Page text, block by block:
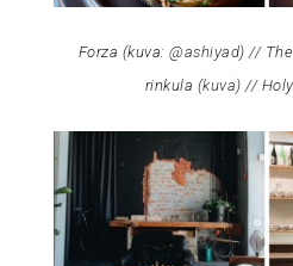
Forza (kuva: @ashiyad) //
rinkula (kuva) //